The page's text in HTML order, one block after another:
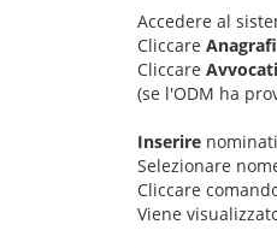
Accedere al
Cliccare
Cliccare Avvocati
(se l'ODM ha
Inserire
Selezionare
Cliccare
Viene